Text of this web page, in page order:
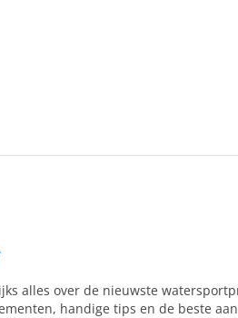
alles over de nieuwste
handige tips en de beste